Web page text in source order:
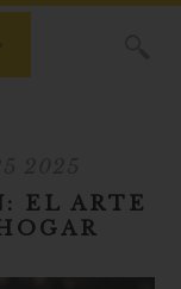
EL ARTE